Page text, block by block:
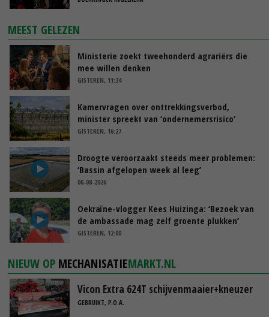
MEEST GELEZEN
Ministerie zoekt tweehonderd agrariërs die
mee willen denken
GISTEREN, 11:34
Kamervragen over onttrekkingsverbod,
minister spreekt van ‘ondernemersrisico’
GISTEREN, 16:27
Droogte veroorzaakt steeds meer problemen:
‘Bassin afgelopen week al leeg’
06-08-2026
Oekraïne-vlogger Kees Huizinga: ‘Bezoek van
de ambassade mag zelf groente plukken’
GISTEREN, 12:00
NIEUW OP MECHANISATIEMARKT.NL
Vicon Extra 624T schijvenmaaier+kneuzer
GEBRUIKT, P.O.A.